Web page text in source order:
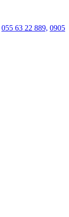
055 63 22 889, 0905